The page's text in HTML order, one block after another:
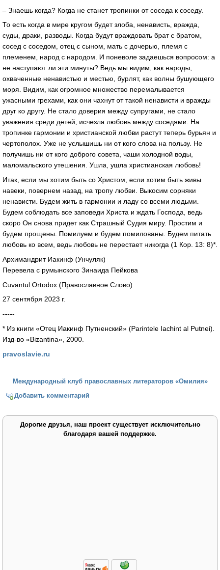
– Знаешь когда? Когда не станет тропинки от соседа к соседу.
То есть когда в мире кругом будет злоба, ненависть, вражда,
суды, драки, разводы. Когда будут враждовать брат с братом,
сосед с соседом, отец с сыном, мать с дочерью, племя с
племенем, народ с народом. И поневоле задаешься вопросом: а
не наступают ли эти минуты? Ведь мы видим, как народы,
охваченные ненавистью и местью, бурлят, как волны бушующего
моря. Видим, как огромное множество перемалывается
ужасными грехами, как они чахнут от такой ненависти и вражды
друг ко другу. Не стало доверия между супругами, не стало
уважения среди детей, исчезла любовь между соседями. На
тропинке гармонии и христианской любви растут теперь бурьян и
чертополох. Уже не услышишь ни от кого слова на пользу. Не
получишь ни от кого доброго совета, чаши холодной воды,
маломальского утешения. Ушла, ушла христианская любовь!
Итак, если мы хотим быть со Христом, если хотим быть живы
навеки, повернем назад, на тропу любви. Выкосим сорняки
ненависти. Будем жить в гармонии и ладу со всеми людьми.
Будем соблюдать все заповеди Христа и ждать Господа, ведь
скоро Он снова придет как Страшный Судия миру. Простим и
будем прощены. Помилуем и будем помилованы. Будем питать
любовь ко всем, ведь любовь не перестает никогда (1 Кор. 13: 8)*.
Архимандрит Иакинф (Унчуляк)
Перевела с румынского Зинаида Пейкова
Cuvantul Ortodox (Православное Слово)
27 сентября 2023 г.
-----
* Из книги «Отец Иакинф Путненский» (Parintele Iachint al Putnei).
Изд-во «Bizantina», 2000.
pravoslavie.ru
Международный клуб православных литераторов «Омилия»
Добавить комментарий
Дорогие друзья, наш проект существует исключительно
благодаря вашей поддержке.